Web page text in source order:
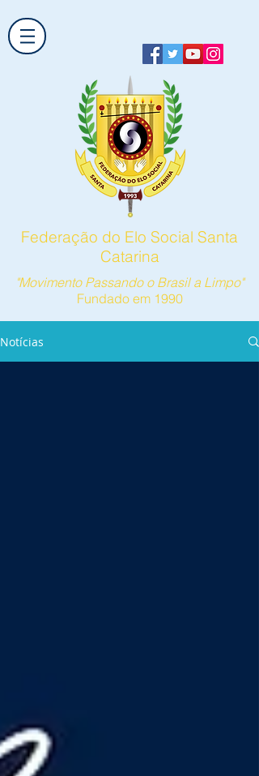
Federação do Elo Social Santa
Catarina
"Movimento Passando o Brasil a Limpo"
Fundado em 1990
Notícias